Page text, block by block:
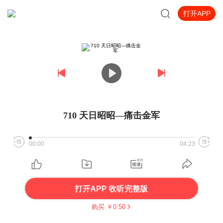
打开APP
710 天日昭昭—痛击金军
00:00 04:23
打开APP 收听完整版
购买 ￥ 0.50